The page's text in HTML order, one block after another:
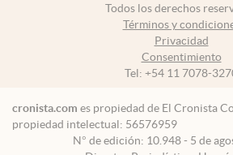
Todos los derechos
Términos y
Privacidad
Consentimiento
Tel: +54 11 7078-
cronista.com es propiedad de El Cronista
propiedad intelectual: 56576959
N° de edición: 10.948 - 5 de